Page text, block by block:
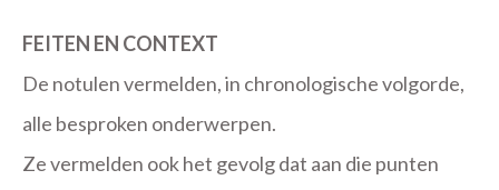
FEITEN EN CONTEXT
De notulen vermelden, in chronologische volgorde,
alle besproken onderwerpen.
Ze vermelden ook het gevolg dat aan die punten